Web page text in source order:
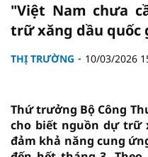
"Việt Nam chưa
trữ xăng dầu quốc
THỊ TRƯỜNG 10/03/2026
Thứ trưởng Bộ Công
cho biết nguồn dự trữ
đảm khả năng cung